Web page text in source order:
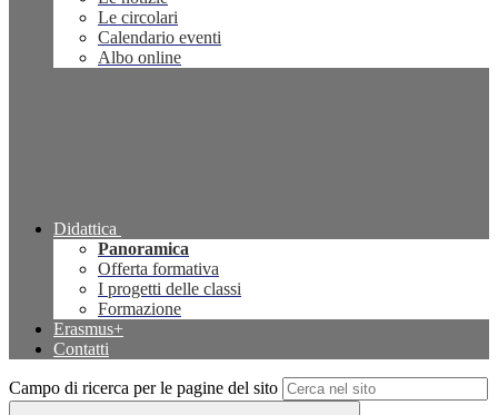
Le circolari
Calendario eventi
Albo online
Didattica
Panoramica
Offerta formativa
I progetti delle classi
Formazione
Erasmus+
Contatti
Campo di ricerca per le pagine del sito